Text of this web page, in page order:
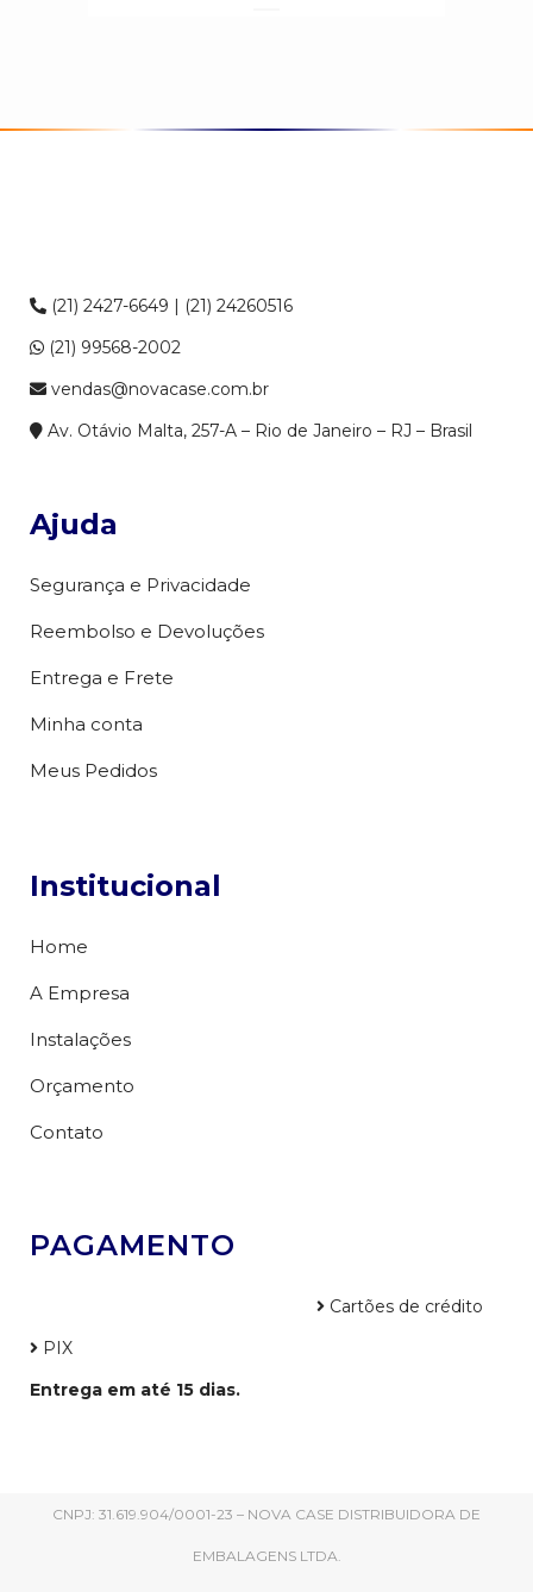
(21) 2427-6649 | (21) 24260516
(21) 99568-2002
vendas@novacase.com.br
Av. Otávio Malta, 257-A – Rio de Janeiro – RJ – Brasil
Ajuda
Segurança e Privacidade
Reembolso e Devoluções
Entrega e Frete
Minha conta
Meus Pedidos
Institucional
Home
A Empresa
Instalações
Orçamento
Contato
PAGAMENTO
Cartões de crédito
PIX
Entrega em até 15 dias.
CNPJ: 31.619.904/0001-23 – NOVA CASE DISTRIBUIDORA DE
EMBALAGENS LTDA.